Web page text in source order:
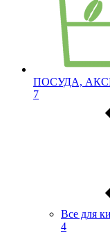
ПОСУДА,
7
Все для
4